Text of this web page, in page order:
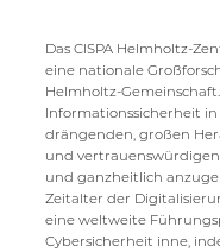
Das CISPA Helmholtz-
eine nationale
Helmholtz-
Informationssicherheit
drängenden, großen
und
und ganzheitlich
Zeitalter der
eine weltweite
Cybersicherheit inne,